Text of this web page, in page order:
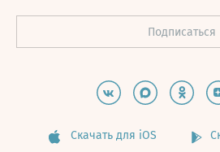
Скачать для iOS